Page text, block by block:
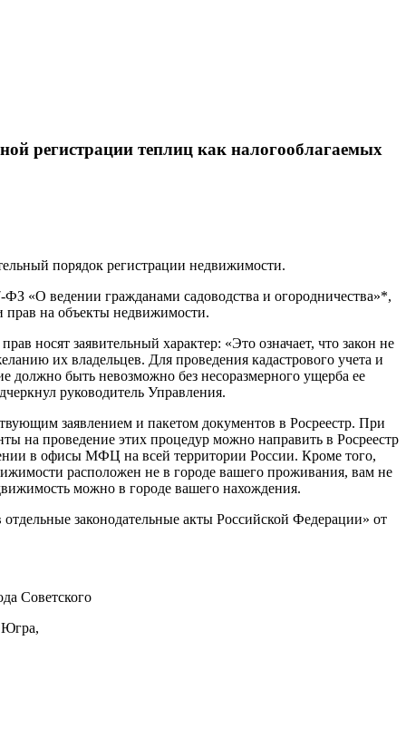
регистрации теплиц как налогооблагаемых
порядок регистрации недвижимости.
ФЗ «О ведении гражданами садоводства и огородничества»*,
прав на объекты недвижимости.
носят заявительный характер: «Это означает, что закон не
их владельцев. Для проведения кадастрового учета и
должно быть невозможно без несоразмерного ущерба ее
руководитель Управления.
заявлением и пакетом документов в Росреестр. При
на проведение этих процедур можно направить в Росреестр
в офисы МФЦ на всей территории России. Кроме того,
расположен не в городе вашего проживания, вам не
можно в городе вашего нахождения.
законодательные акты Российской Федерации» от
Советского
Югра,